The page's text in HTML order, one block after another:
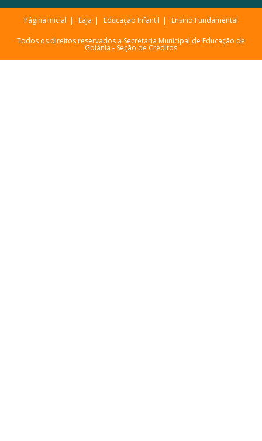
Página inicial Eaja Educação Infantil Ensino Fundamental
Todos os direitos reservados a Secretaria Municipal de Educação de
Goiânia - Seção de Créditos